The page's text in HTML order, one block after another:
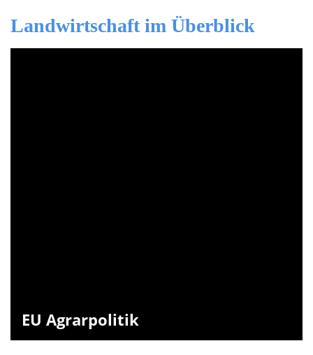
Landwirtschaft im Überblick
EU Agrarpolitik